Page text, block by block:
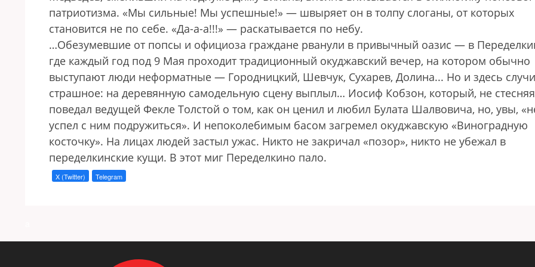
патриотизма. «Мы сильные! Мы успешные!» — швыряет он в толпу слоганы, от которых
становится не по себе. «Да-а-а!!!» — раскатывается по небу.
…Обезумевшие от попсы и официоза граждане рванули в привычный оазис — в
где каждый год под 9 Мая проходит традиционный окуджавский вечер, на котором обычно
выступают люди неформатные — Городницкий, Шевчук, Сухарев, Долина... Но и здесь
страшное: на деревянную самодельную сцену выплыл… Иосиф Кобзон, который, не
поведал ведущей Фекле Толстой о том, как он ценил и любил Булата Шалвовича, но, увы,
успел с ним подружиться». И непоколебимым басом загремел окуджавскую «Виноградную
косточку». На лицах людей застыл ужас. Никто не закричал «позор», никто не убежал в
переделкинские кущи. В этот миг Переделкино пало.
X (Twitter) Telegram